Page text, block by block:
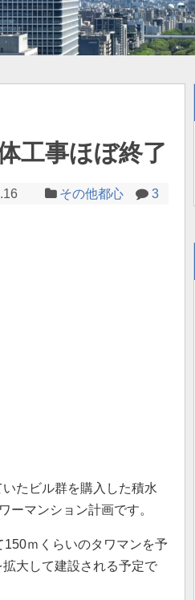
工事ほぼ終了
その他都心 3
たビル群を購入した積水
ーマンション計画です。
ｍくらいのタワマンを予
大して建設される予定で